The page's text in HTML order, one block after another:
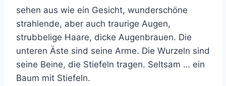
sehen aus wie ein Gesicht, wunderschöne
strahlende, aber auch traurige Augen,
strubbelige Haare, dicke Augenbrauen. Die
unteren Äste sind seine Arme. Die Wurzeln sind
seine Beine, die Stiefeln tragen. Seltsam … ein
Baum mit Stiefeln.